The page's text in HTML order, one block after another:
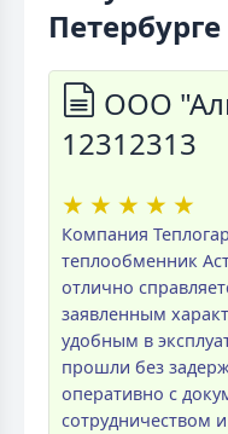
Петербурге
ООО
12312313
★ ★ ★ ★ ★
Компания
теплообменник
отлично
заявленным
удобным в
прошли без
оперативно с
сотрудничеством